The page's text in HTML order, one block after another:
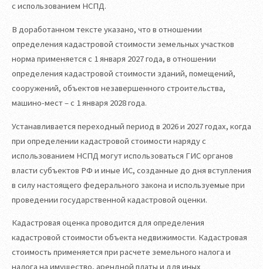
с использованием НСПД.
В доработанном тексте указано, что в отношении
определения кадастровой стоимости земельных участков
норма применяется с 1 января 2027 года, в отношении
определения кадастровой стоимости зданий, помещений,
сооружений, объектов незавершенного строительства,
машино-мест – с 1 января 2028 года.
Устанавливается переходный период в 2026 и 2027 годах, когда
при определении кадастровой стоимости наряду с
использованием НСПД могут использоваться ГИС органов
власти субъектов РФ и иные ИС, созданные до дня вступления
в силу настоящего федерального закона и используемые при
проведении государственной кадастровой оценки.
Кадастровая оценка проводится для определения
кадастровой стоимости объекта недвижимости. Кадастровая
стоимость применяется при расчете земельного налога и
налога на имущество, арендной платы и для иных